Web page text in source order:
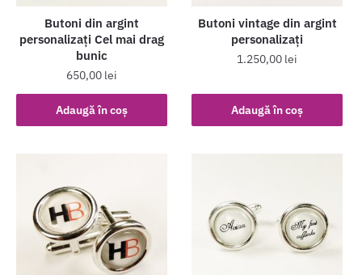
Butoni din argint
personalizaţi Cel mai drag
bunic
650,00 lei
Adaugă în coș
Butoni vintage din argint
personalizaţi
1.250,00 lei
Adaugă în coș